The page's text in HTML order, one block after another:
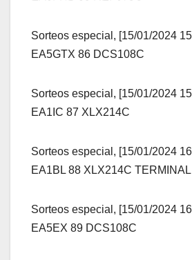
Sorteos especial, [15/01/2024
EA5GTX 86 DCS108C
Sorteos especial, [15/01/2024
EA1IC 87 XLX214C
Sorteos especial, [15/01/2024
EA1BL 88 XLX214C
Sorteos especial, [15/01/2024
EA5EX 89 DCS108C